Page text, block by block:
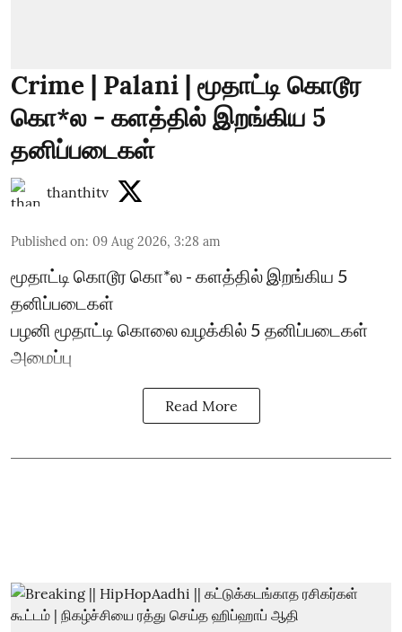
Crime | Palani | மூதாட்டி கொடூர
கொ*ல - களத்தில் இறங்கிய 5
தனிப்படைகள்
thanthitv
Published on: 09 Aug 2026, 3:28 am
மூதாட்டி கொடூர கொ*ல - களத்தில் இறங்கிய 5
தனிப்படைகள்
பழனி மூதாட்டி கொலை வழக்கில் 5 தனிப்படைகள்
அமைப்பு
Read More